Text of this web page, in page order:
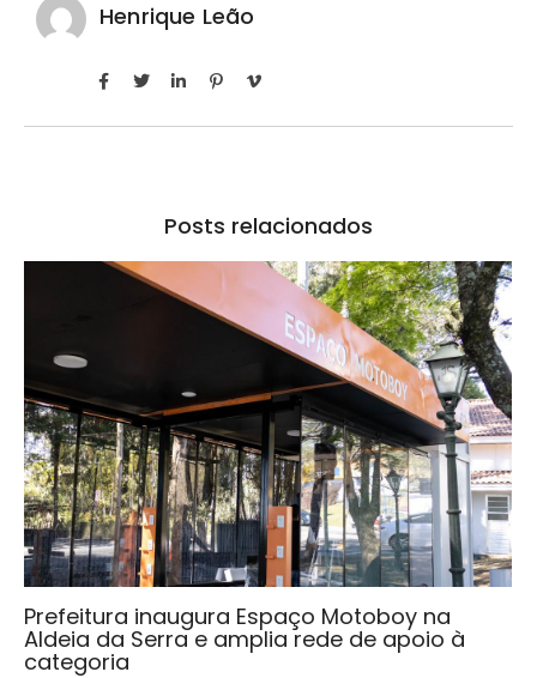
Henrique Leão
Posts relacionados
Prefeitura inaugura Espaço Motoboy na
Aldeia da Serra e amplia rede de apoio à
categoria